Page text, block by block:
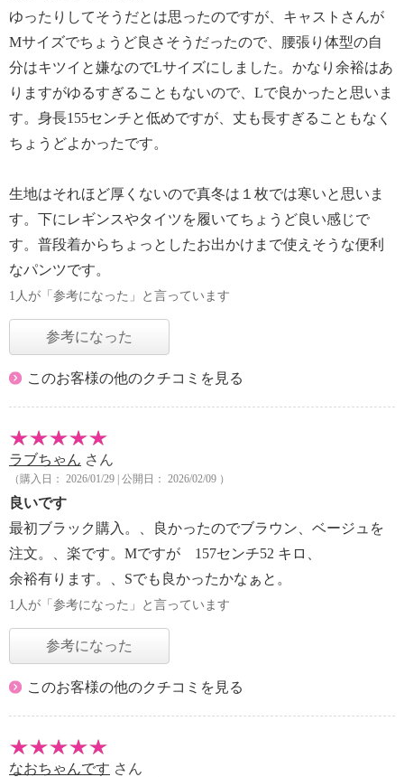
ゆったりしてそうだとは思ったのですが、キャストさんが
Mサイズでちょうど良さそうだったので、腰張り体型の自
分はキツイと嫌なのでLサイズにしました。かなり余裕はあ
りますがゆるすぎることもないので、Lで良かったと思いま
す。身長155センチと低めですが、丈も長すぎることもなく
ちょうどよかったです。
生地はそれほど厚くないので真冬は１枚では寒いと思いま
す。下にレギンスやタイツを履いてちょうど良い感じで
す。普段着からちょっとしたお出かけまで使えそうな便利
なパンツです。
1人が「参考になった」と言っています
参考になった
このお客様の他のクチコミを見る
ラブちゃん さん
（購入日： 2026/01/29 | 公開日： 2026/02/09 ）
良いです
最初ブラック購入。、良かったのでブラウン、ベージュを
注文。、楽です。Mですが 157センチ52 キロ、
余裕有ります。、Sでも良かったかなぁと。
1人が「参考になった」と言っています
参考になった
このお客様の他のクチコミを見る
なおちゃんです さん